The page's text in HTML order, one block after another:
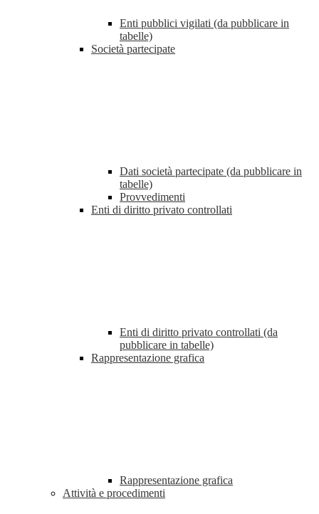
Enti pubblici vigilati (da pubblicare in
tabelle)
Società partecipate
Dati società partecipate (da pubblicare in
tabelle)
Provvedimenti
Enti di diritto privato controllati
Enti di diritto privato controllati (da
pubblicare in tabelle)
Rappresentazione grafica
Rappresentazione grafica
Attività e procedimenti